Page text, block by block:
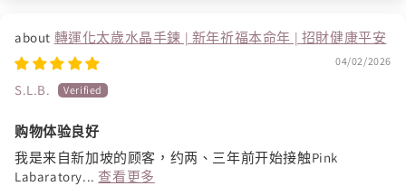
轉運化太歲水晶手鍊 | 新年祈福本命年 | 招財健康平安
04/02/2026
S.L.B.
购物体验良好
我是来自新加坡的顾客，约两、三年前开始接触Pink
Labaratory... 查看更多